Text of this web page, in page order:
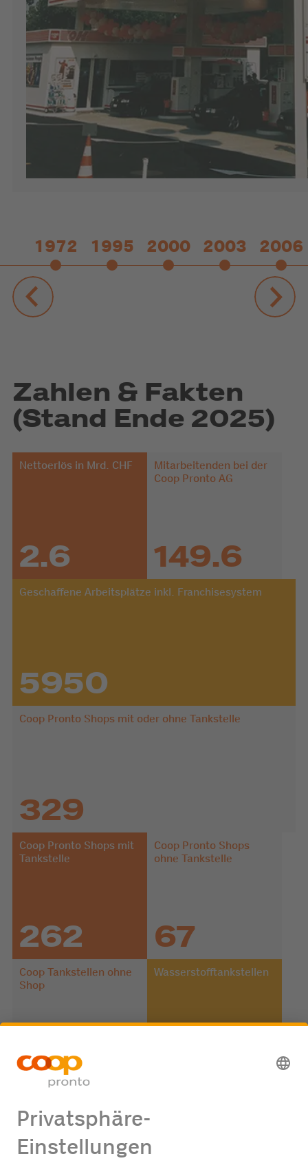
1972 1995 2000 2003 2006
Zahlen & Fakten
(Stand Ende 2025)
Nettoerlös in Mrd. CHF
2.6
Mitarbeitenden bei der
Coop Pronto AG
149.6
Geschaffene Arbeitsplätze inkl. Franchisesystem
5950
Coop Pronto Shops mit oder ohne Tankstelle
329
Coop Pronto Shops mit
Tankstelle
262
Coop Pronto Shops
ohne Tankstelle
67
Coop Tankstellen ohne
Shop
4
Wasserstofftankstellen